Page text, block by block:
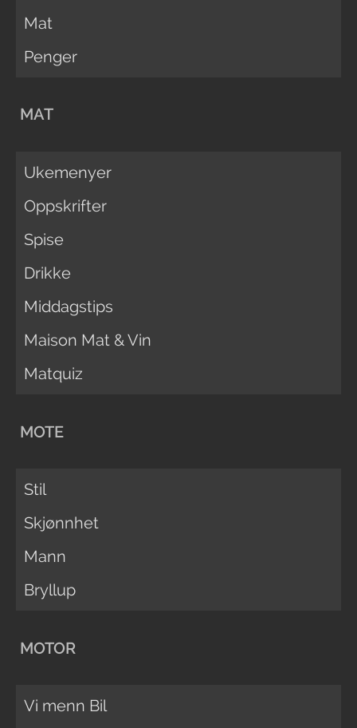
Mat
Penger
MAT
Ukemenyer
Oppskrifter
Spise
Drikke
Middagstips
Maison Mat & Vin
Matquiz
MOTE
Stil
Skjønnhet
Mann
Bryllup
MOTOR
Vi menn Bil